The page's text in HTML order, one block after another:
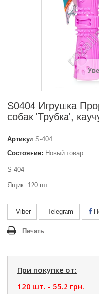
S0404 Игрушка
собак 'Трубка',
Артикул S-404
Состояние: Новый товар
S-404
Ящик: 120 шт.
Viber Telegram
Печать
При покупке от:
120 шт. - 55.2 грн.